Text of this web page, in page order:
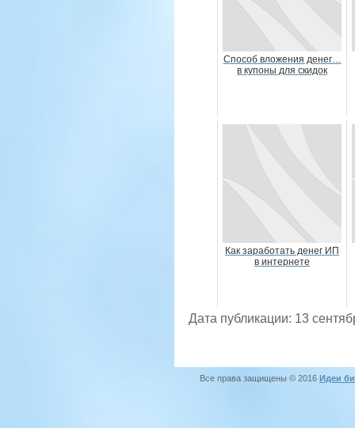
Способ вложения денег…
в купоны для скидок
Как заработать денег ИП
в интернете
Дата публикации: 13
Все права защищены © 2016 Идеи